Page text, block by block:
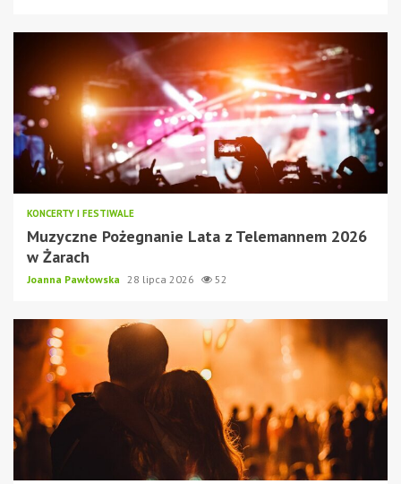
KONCERTY I FESTIWALE
Muzyczne Pożegnanie Lata z Telemannem 2026
w Żarach
Joanna Pawłowska 28 lipca 2026 52